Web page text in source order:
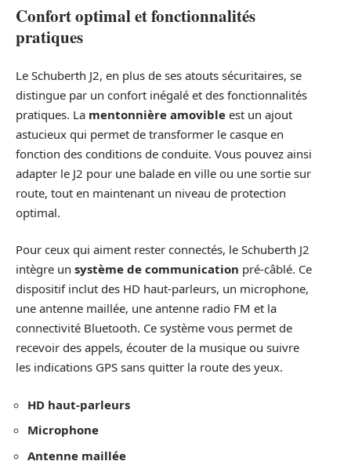
Confort optimal et fonctionnalités
pratiques
Le Schuberth J2, en plus de ses atouts sécuritaires, se
distingue par un confort inégalé et des fonctionnalités
pratiques. La mentonnière amovible est un ajout
astucieux qui permet de transformer le casque en
fonction des conditions de conduite. Vous pouvez ainsi
adapter le J2 pour une balade en ville ou une sortie sur
route, tout en maintenant un niveau de protection
optimal.
Pour ceux qui aiment rester connectés, le Schuberth J2
intègre un système de communication pré-câblé. Ce
dispositif inclut des HD haut-parleurs, un microphone,
une antenne maillée, une antenne radio FM et la
connectivité Bluetooth. Ce système vous permet de
recevoir des appels, écouter de la musique ou suivre
les indications GPS sans quitter la route des yeux.
HD haut-parleurs
Microphone
Antenne maillée